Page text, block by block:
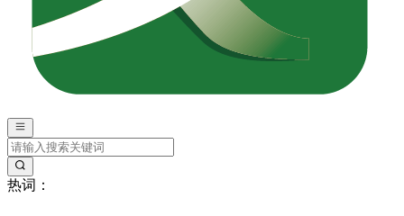
热词：